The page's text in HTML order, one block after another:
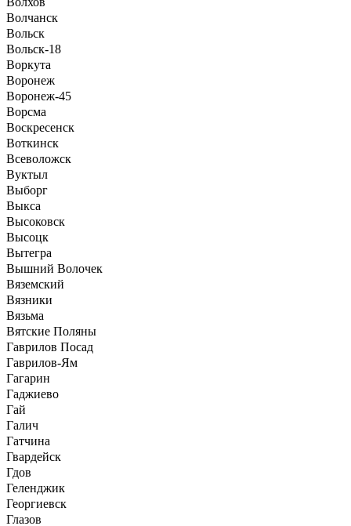
Волчанск
Вольск
Вольск-18
Воркута
Воронеж
Воронеж-45
Ворсма
Воскресенск
Воткинск
Всеволожск
Вуктыл
Выборг
Выкса
Высоковск
Высоцк
Вытегра
Вышний Волочек
Вяземский
Вязники
Вязьма
Вятские Поляны
Гаврилов Посад
Гаврилов-Ям
Гагарин
Гаджиево
Гай
Галич
Гатчина
Гвардейск
Гдов
Геленджик
Георгиевск
Глазов